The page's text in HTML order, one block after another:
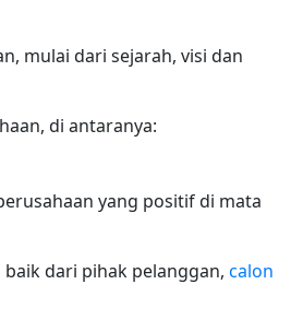
mulai dari sejarah, visi dan
di antaranya:
yang positif di mata
dari pihak pelanggan, calon